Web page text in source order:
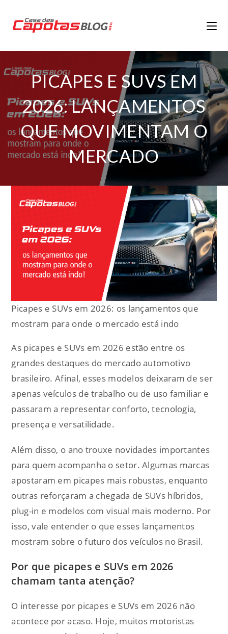
PICAPES E SUVS EM
2026: LANÇAMENTOS
QUE MOVIMENTAM O
MERCADO
Picapes e SUVs em 2026: os lançamentos que
mostram para onde o mercado está indo
As picapes e SUVs em 2026 estão entre os
grandes destaques do mercado automotivo
brasileiro. Afinal, esses modelos deixaram de ser
apenas veículos de trabalho ou de uso familiar e
passaram a representar conforto, tecnologia,
presença e versatilidade.
Além disso, o ano trouxe novidades importantes
para quem acompanha o setor. Algumas marcas
apostaram em picapes mais robustas, enquanto
outras reforçaram a chegada de SUVs híbridos,
plug-in e modelos com visual mais moderno. Por
isso, vale entender o que esses lançamentos
mostram sobre o futuro dos veículos no Brasil.
Por que picapes e SUVs em 2026
chamam tanta atenção?
O interesse por picapes e SUVs em 2026 não
acontece por acaso. Hoje, muitos motoristas